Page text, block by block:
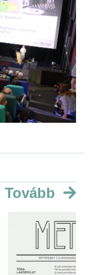
Tovább